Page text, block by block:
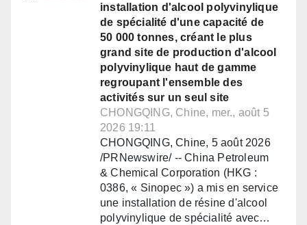
installation d'alcool polyvinylique
de spécialité d'une capacité de
50 000 tonnes, créant le plus
grand site de production d'alcool
polyvinylique haut de gamme
regroupant l'ensemble des
activités sur un seul site
CHONGQING, Chine, mer., août 5
2026 19:11
CHONGQING, Chine, 5 août 2026
/PRNewswire/ -- China Petroleum
& Chemical Corporation (HKG :
0386, « Sinopec ») a mis en service
une installation de résine d'alcool
polyvinylique de spécialité avec…